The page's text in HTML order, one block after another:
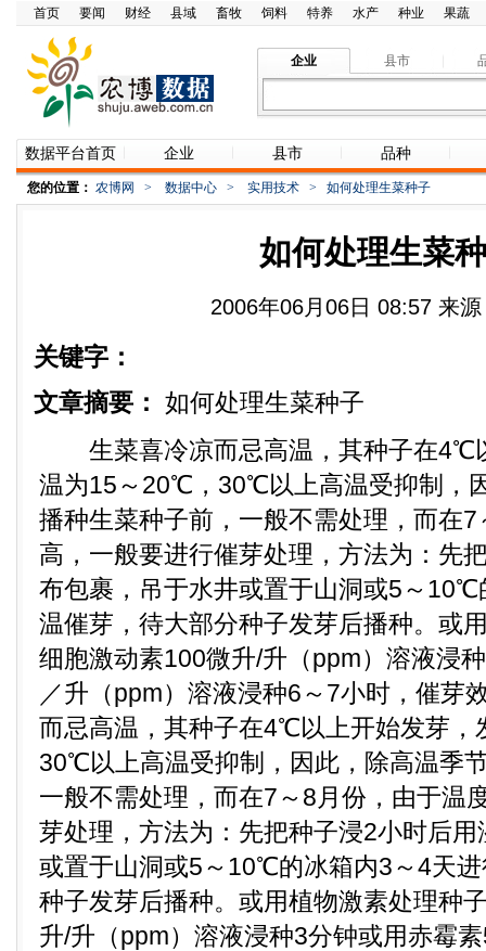
首页 要闻 财经 县域 畜牧 饲料 特养 水产 种业 果蔬
企业 县市
数据平台首页 企业 县市 品种
您的位置： 农博网 > 数据中心 > 实用技术 > 如何处理生菜种子
如何处理生菜
2006年06月06日 08:57 来
关键字：
文章摘要： 如何处理生菜种子
生菜喜冷凉而忌高温，其种子在4℃
温为15～20℃，30℃以上高温受抑制，
播种生菜种子前，一般不需处理，而在
高，一般要进行催芽处理，方法为：先
布包裹，吊于水井或置于山洞或5～
温催芽，待大部分种子发芽后播种。或
细胞激动素100微升/升（ppm）溶液浸
／升（ppm）溶液浸种6～7小时，催芽
而忌高温，其种子在4℃以上开始发芽
30℃以上高温受抑制，因此，除高温季
一般不需处理，而在7～8月份，由于温
芽处理，方法为：先把种子浸2小时后
或置于山洞或5～10℃的冰箱内3～4天
种子发芽后播种。或用植物激素处理种
升/升（ppm）溶液浸种3分钟或用赤霉